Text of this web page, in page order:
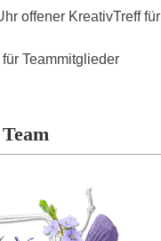
offener KreativTreff für
Teammitglieder